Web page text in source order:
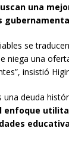
una
se
niega una
insistió
una deuda
enfoque